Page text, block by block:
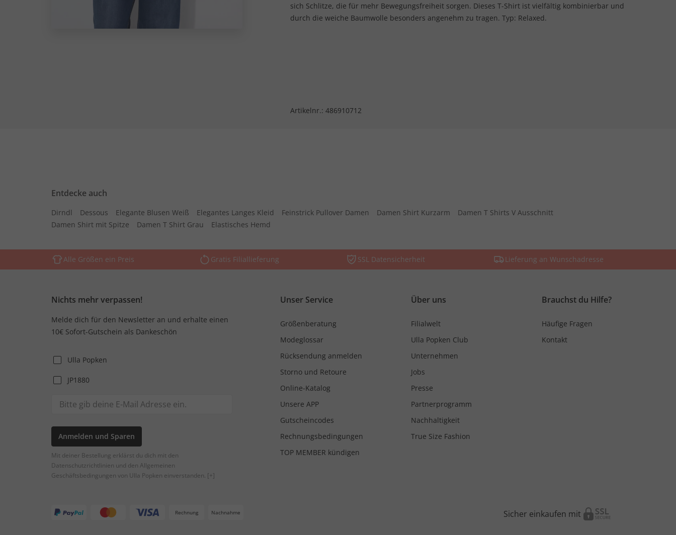
sich Schlitze, die für mehr Bewegungsfreiheit sorgen. Dieses T-Shirt ist vielfältig kombinierbar und
durch die weiche Baumwolle besonders angenehm zu tragen. Typ: Relaxed.
Artikelnr.: 486910712
Entdecke auch
Dirndl Dessous Elegante Blusen Weiß Elegantes Langes Kleid Feinstrick Pullover Damen Damen Shirt Kurzarm
Damen T Shirts V Ausschnitt
Damen Shirt mit Spitze
Damen T Shirt Grau Elastisches Hemd
Alle Größen ein Preis Gratis Filiallieferung SSL Datensicherheit Lieferung an Wunschadresse
Nichts mehr verpassen!
Melde dich für den Newsletter an und erhalte einen
10€ Sofort-Gutschein als Dankeschön
Ulla Popken
JP1880
Anmelden und Sparen
Mit deiner Bestellung erklärst du dich mit den
Datenschutzrichtlinien und den Allgemeinen
Geschäftsbedingungen von Ulla Popken einverstanden. [+]
Unser Service
Größenberatung
Modeglossar
Rücksendung anmelden
Storno und Retoure
Online-Katalog
Unsere APP
Gutscheincodes
Rechnungsbedingungen
TOP MEMBER kündigen
Über uns
Filialwelt
Ulla Popken Club
Unternehmen
Jobs
Presse
Partnerprogramm
Nachhaltigkeit
True Size Fashion
Brauchst du Hilfe?
Häufige Fragen
Kontakt
Rechnung Nachnahme Sicher einkaufen mit